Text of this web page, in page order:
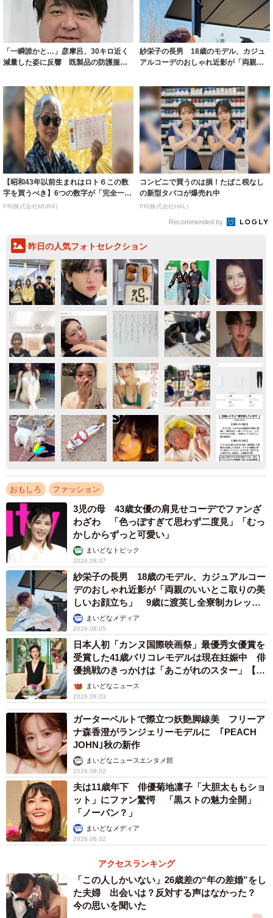
「一瞬誰かと…」彦摩呂、30キロ近く
減量した姿に反響 既製品の防護服が
紗栄子の長男 18歳のモデル、カジュ
アルコーデのおしゃれ近影が「両親の
【昭和43年以前生まれはロト６この数
字を買うべき】6つの数字が「完全一
致」する方...
PR(株式会社MURA)
コンビニで買うのは損！たばこ税なし
の新型タバコが爆売れ中
PR(株式会社HAL)
Recommended by
昨日の人気フォトセレクション
おもしろ ファッション
3児の母 43歳女優の肩見せコーデでファンざ
わざわ 「色っぽすぎて思わず二度見」「むっ
かしからずっと可愛い」
まいどなトピック
2026.08.07
紗栄子の長男 18歳のモデル、カジュアルコー
デのおしゃれ近影が「両親のいいとこ取りの美
しいお顔立ち」 9歳に渡英し全寮制カレッジ
で学ぶまいどなメディア
2026.08.05
日本人初「カンヌ国際映画祭」最優秀女優賞を
受賞した41歳パリコレモデルは現在妊娠中 俳
優挑戦のきっかけは「あこがれのスター」【徹
子の部屋】
まいどなニュース
2026.08.03
ガーターベルトで際立つ妖艶脚線美 フリーア
ナ森香澄がランジェリーモデルに ｢PEACH
JOHN｣秋の新作
まいどなニュースエンタメ部
2026.08.02
夫は11歳年下 俳優菊地凛子「大胆太ももショ
ット」にファン驚愕 「黒ストの魅力全開」
「ノーパン？」
まいどなメディア
2026.08.02
アクセスランキング
「この人しかいない」26歳差の“年の差婚”をし
た夫婦 出会いは？反対する声はなかった？
今の思いを聞いた